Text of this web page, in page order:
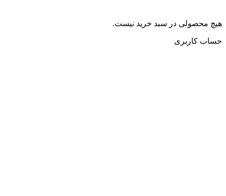
هیچ محصولی در سبد خرید نیست.
حساب کاربری